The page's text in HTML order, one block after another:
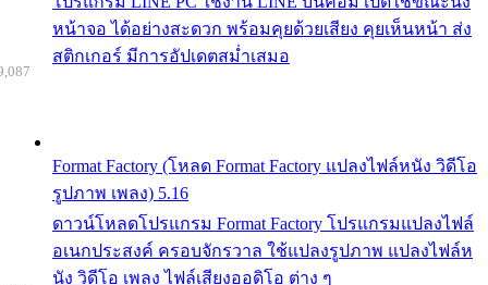
หน้าจอ ได้อย่างสะดวก พร้อมคุยด้วยเสียง คุยเห็นหน้า ส่ง
สติกเกอร์ มีการอัปเดตสม่ำเสมอ
Format Factory (โหลด Format Factory แปลงไฟล์หนัง วิดีโอ
รูปภาพ เพลง) 5.16
ดาวน์โหลดโปรแกรม Format Factory โปรแกรมแปลงไฟล์
อเนกประสงค์ ครอบจักรวาล ใช้แปลงรูปภาพ แปลงไฟล์ห
นัง วิดีโอ เพลง ไฟล์เสียงออดิโอ ต่าง ๆ